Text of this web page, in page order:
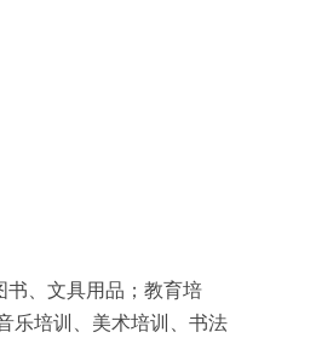
书、文具用品；教育培
乐培训、美术培训、书法